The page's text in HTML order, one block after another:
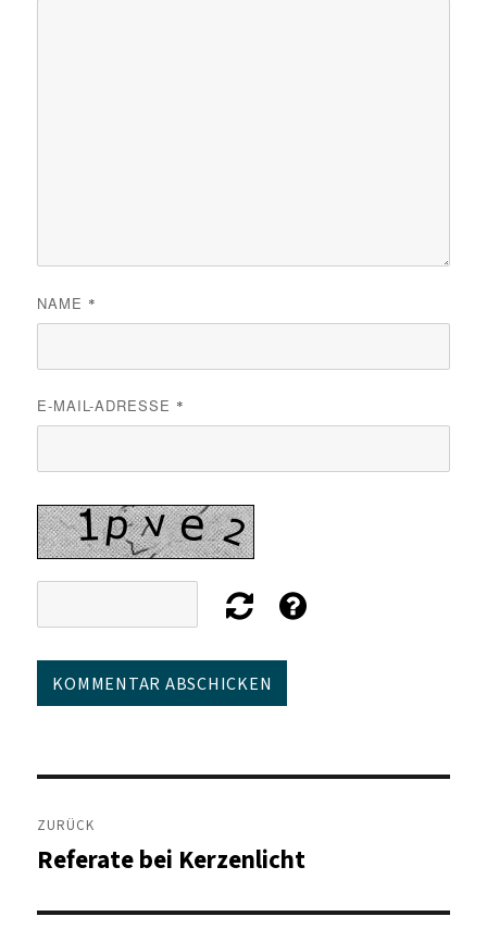
NAME *
E-MAIL-ADRESSE *
Beitragsnavigation
ZURÜCK
Vorheriger
Referate bei Kerzenlicht